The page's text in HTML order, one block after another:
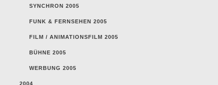
SYNCHRON 2005
FUNK & FERNSEHEN 2005
FILM / ANIMATIONSFILM 2005
BÜHNE 2005
WERBUNG 2005
2004